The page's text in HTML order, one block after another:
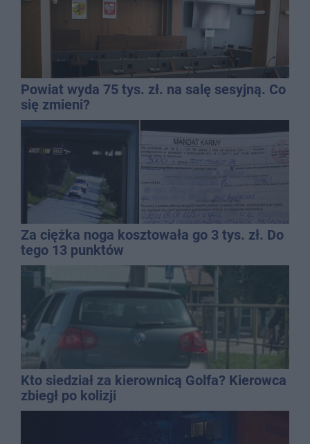
Powiat wyda 75 tys. zł. na salę sesyjną. Co
się zmieni?
Za ciężka noga kosztowała go 3 tys. zł. Do
tego 13 punktów
Kto siedział za kierownicą Golfa? Kierowca
zbiegł po kolizji